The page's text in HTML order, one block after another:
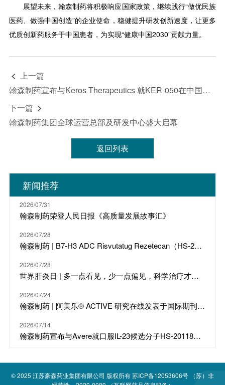
展望未来，翰森制药将积极响应国家政策，继续践行“做优民族
医药、做强中国创造”的企业使命，稳健提升研发创新速度，让更多
优质创新药服务于中国患者，为实现“健康中国2030”贡献力量。
 上一篇
翰森制药宣布与Keros Therapeutics 就KER-050在中国的独家权益达成战略合作
下一篇 
翰森制药集团全球运营总部及研发中心盛大启幕
返回列表
新闻推荐
2026/07/31
翰森制药荣登人民日报《高质量发展故事汇》
2026/07/28
翰森制药 | B7-H3 ADC Risvutatug Rezetecan（HS-20093）骨肉瘤III期临床ARTEMIS-011达到IRC-PFS主要终点
2026/07/28
世界肝炎日 | 多一点看见，少一点偏见，科学治疗才是打败乙肝的最强答案
2026/07/24
翰森制药 | 阿美乐® ACTIVE 研究在线发表于国际期刊 JTO
2026/07/14
翰森制药宣布与Avere就口服IL-23候选分子HS-20118达成许可合作及战略投资
© 2025 江苏豪森药业集团有限公司 版权所有苏ICP备12053606号 （苏）非